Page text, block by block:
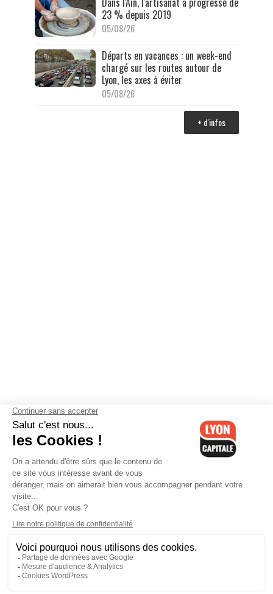
23 % depuis 2019
05/08/26
Départs en vacances : un week-end
chargé sur les routes autour de
Lyon, les axes à éviter
05/08/26
+ d'infos
Contactez-nous-Mentions légales-CGV-Politique de
confidentialité-Gestion des cookies